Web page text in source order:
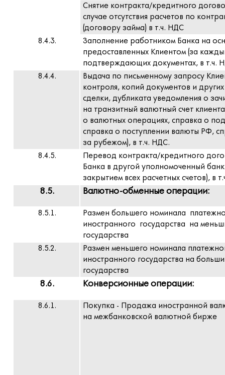
Снятие контракта/кредитного
случае отсутствия расчетов по
(договору займа) в т.ч. НДС
8.4.3.
Заполнение работником Банка на
предоставленных Клиентом (за
подтверждающих документах, в т.ч.
8.4.4.
Выдача по письменному запросу
контроля, копий документов и
сделки, дубликата уведомления о
на транзитный валютный счет
о валютных операциях, справка о
справка о поступлении валюты РФ,
за рубежом), в т.ч. НДС.
8.4.5.
Перевод контракта/кредитного
Банка в другой уполномоченный банк
закрытием всех расчетных счетов), в
8.5. Валютно-обменные операции:
8.5.1.
Размен большего номинала
иностранного государства на
государства
8.5.2.
Размен меньшего номинала
иностранного государства на
государства
8.6. Конверсионные операции:
8.6.1.
Покупка - Продажа иностранной
на межбанковской валютной бирже